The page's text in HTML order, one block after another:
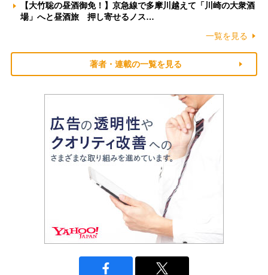
【大竹聡の昼酒御免！】京急線で多摩川越えて「川崎の大衆酒
場」へと昼酒旅 押し寄せるノス…
一覧を見る
著者・連載の一覧を見る